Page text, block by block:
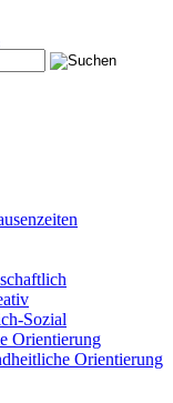
Sozial
Orientierung
Orientierung